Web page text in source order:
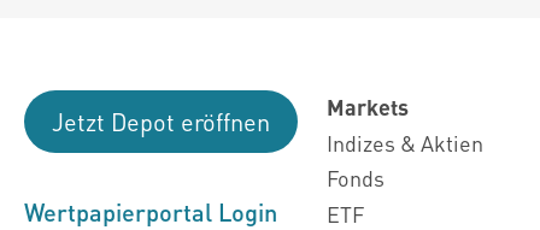
Jetzt Depot eröffnen
Wertpapierportal Login
Markets
Indizes & Aktien
Fonds
ETF